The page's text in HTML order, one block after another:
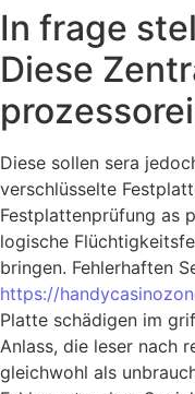
In frage
Diese
Diese sollen sera
verschlüsselte
Festplattenprüfung as
logische
bringen. Fehlerhaften
https://
Platte schädigen im
Anlass, die leser nach
gleichwohl als